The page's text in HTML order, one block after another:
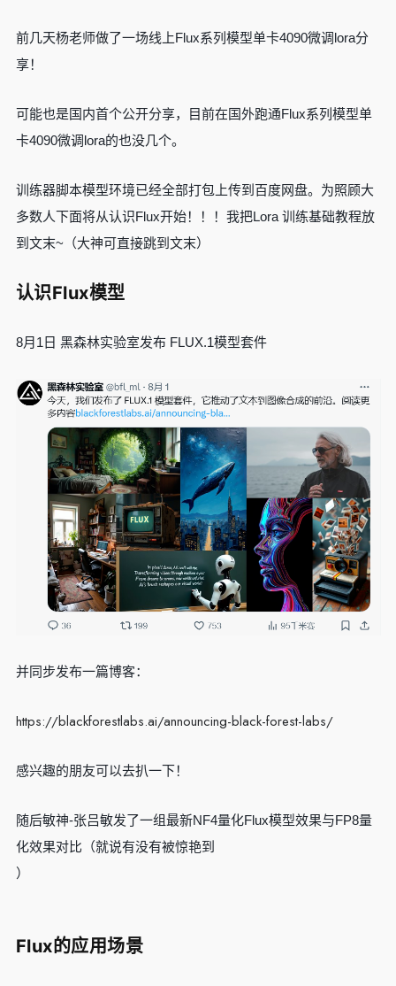
前几天杨老师做了一场线上Flux系列模型单卡4090微调lora分
享！
可能也是国内首个公开分享，目前在国外跑通Flux系列模型单
卡4090微调lora的也没几个。
训练器脚本模型环境已经全部打包上传到百度网盘。为照顾大
多数人下面将从认识Flux开始！！！我把Lora 训练基础教程放
到文末~（大神可直接跳到文末）
认识Flux模型
8月1日 黑森林实验室发布 FLUX.1模型套件
并同步发布一篇博客：
https://blackforestlabs.ai/announcing-black-forest-labs/
感兴趣的朋友可以去扒一下！
随后敏神-张吕敏发了一组最新NF4量化Flux模型效果与FP8量
化效果对比（就说有没有被惊艳到
）
Flux的应用场景